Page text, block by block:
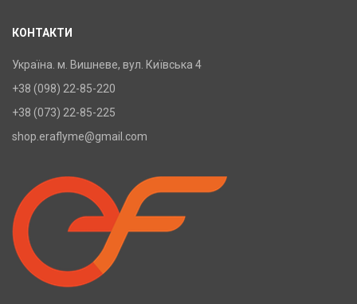
КОНТАКТИ
Україна. м. Вишневе, вул. Київська 4
+38 (098) 22-85-220
+38 (073) 22-85-225
shop.eraflyme@gmail.com